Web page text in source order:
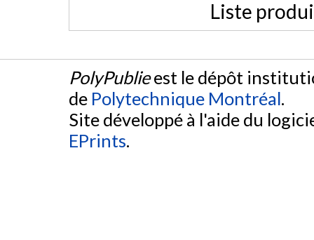
Liste
PolyPublieest le dépôt
de Polytechnique Montréal.
Site développé à l'aide du
EPrints.